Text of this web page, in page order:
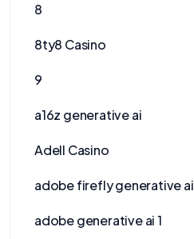
8
8ty8 Casino
9
a16z generative ai
Adell Casino
adobe firefly generative ai
adobe generative ai 1